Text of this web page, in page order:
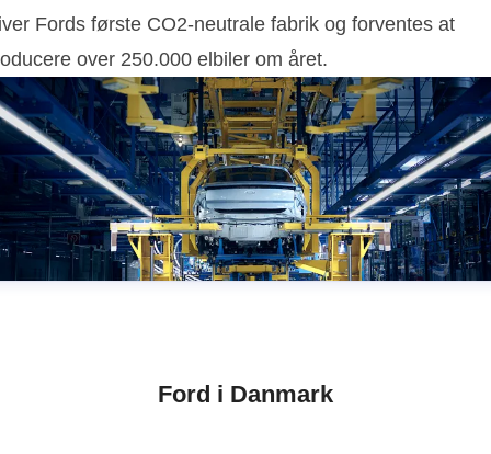
Fords første CO2-neutrale fabrik og forventes at
over 250.000 elbiler om året.
Ford i Danmark